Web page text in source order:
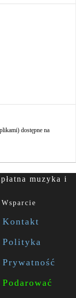
dostępne na
muzyka i
Wsparcie
Kontakt
Polityka
Prywatność
Podarować